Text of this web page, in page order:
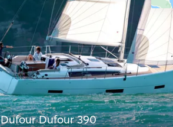
Dufour Dufour 390